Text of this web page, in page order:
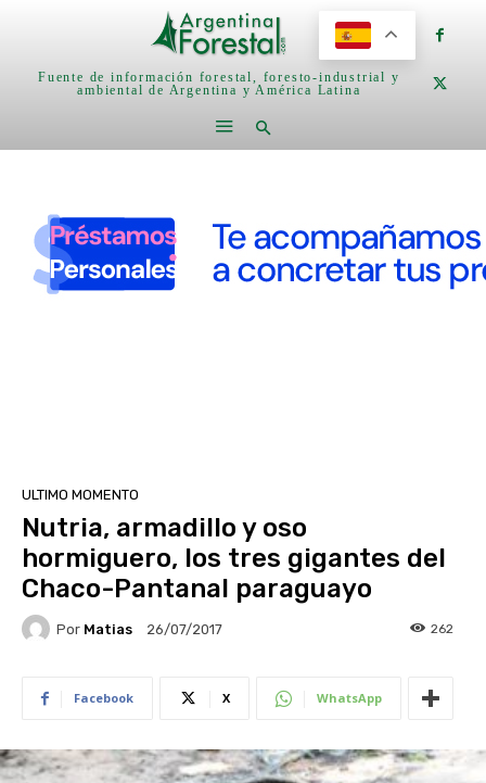
Fuente de información forestal, foresto-industrial y
ambiental de Argentina y América Latina
ULTIMO MOMENTO
Nutria, armadillo y oso
hormiguero, los tres gigantes del
Chaco-Pantanal paraguayo
Por Matias 26/07/2017 262
Facebook X WhatsApp